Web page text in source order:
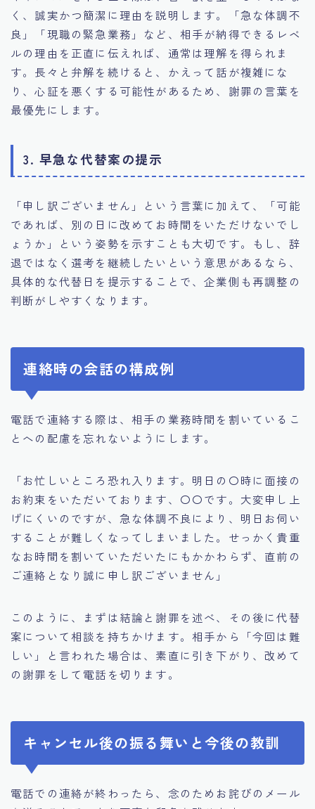
く、誠実かつ簡潔に理由を説明します。「急な体調不
良」「現職の緊急業務」など、相手が納得できるレベ
ルの理由を正直に伝えれば、通常は理解を得られま
す。長々と弁解を続けると、かえって話が複雑にな
り、心証を悪くする可能性があるため、謝罪の言葉を
最優先にします。
3. 早急な代替案の提示
「申し訳ございません」という言葉に加えて、「可能
であれば、別の日に改めてお時間をいただけないでし
ょうか」という姿勢を示すことも大切です。もし、辞
退ではなく選考を継続したいという意思があるなら、
具体的な代替日を提示することで、企業側も再調整の
判断がしやすくなります。
連絡時の会話の構成例
電話で連絡する際は、相手の業務時間を割いているこ
とへの配慮を忘れないようにします。
「お忙しいところ恐れ入ります。明日の〇時に面接の
お約束をいただいております、〇〇です。大変申し上
げにくいのですが、急な体調不良により、明日お伺い
することが難しくなってしまいました。せっかく貴重
なお時間を割いていただいたにもかかわらず、直前の
ご連絡となり誠に申し訳ございません」
このように、まずは結論と謝罪を述べ、その後に代替
案について相談を持ちかけます。相手から「今回は難
しい」と言われた場合は、素直に引き下がり、改めて
の謝罪をして電話を切ります。
キャンセル後の振る舞いと今後の教訓
電話での連絡が終わったら、念のためお詫びのメール